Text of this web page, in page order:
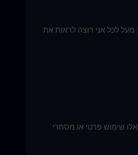
מעל לכל אני רוצה לראות את
שימוש פרטי או מסחרי